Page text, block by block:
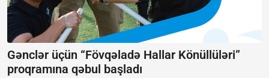
Gənclər üçün “Fövqəladə Hallar Könüllüləri”
proqramına qəbul başladı